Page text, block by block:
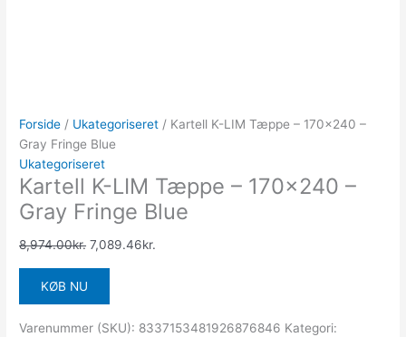
Forside / Ukategoriseret / Kartell K-LIM Tæppe – 170×240 –
Gray Fringe Blue
Ukategoriseret
Kartell K-LIM Tæppe – 170×240 –
Gray Fringe Blue
8,974.00kr. 7,089.46kr.
KØB NU
Varenummer (SKU): 8337153481926876846 Kategori: